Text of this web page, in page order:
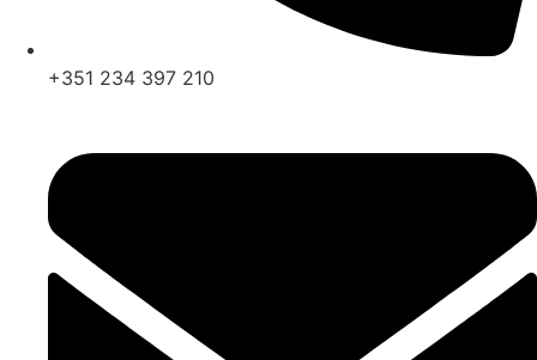
+351 234 397 210